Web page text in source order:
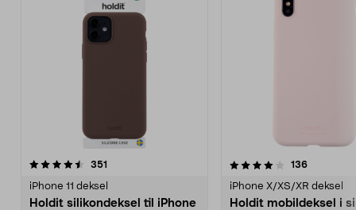
351
iPhone 11 deksel
Holdit silikondeksel til iPhone
4.0 av 5 stjerner 136
iPhone X/XS/XR deksel
Holdit mobildeksel i
4.5 av 5 stjerner